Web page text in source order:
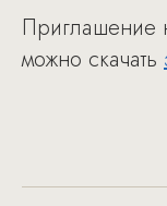
Приглашение
можно скачать